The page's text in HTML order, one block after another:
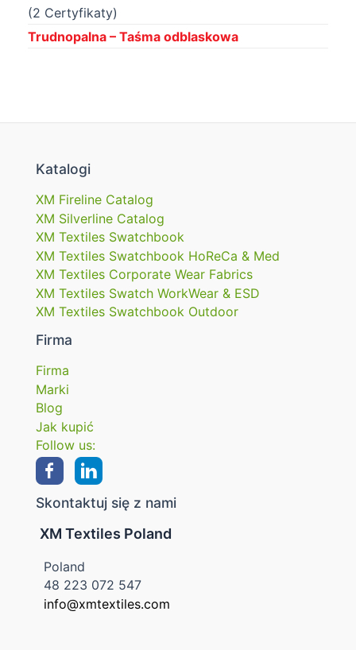
(2 Certyfikaty)
Trudnopalna – Taśma odblaskowa
Katalogi
XM Fireline Catalog
XM Silverline Catalog
XM Textiles Swatchbook
XM Textiles Swatchbook HoReCa & Med
XM Textiles Corporate Wear Fabrics
XM Textiles Swatch WorkWear & ESD
XM Textiles Swatchbook Outdoor
Firma
Firma
Marki
Blog
Jak kupić
Follow us:
Skontaktuj się z nami
XM Textiles Poland
Poland
48 223 072 547
info@xmtextiles.com